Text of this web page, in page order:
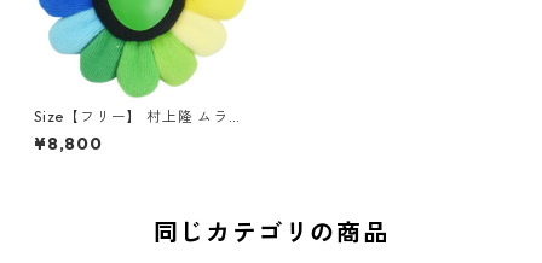
Size【フリー】 村上隆 ムラカ
ミタカシ Flower Key Chain
Multicolor/Black フラワーキ
¥8,800
同じカテゴリの商品